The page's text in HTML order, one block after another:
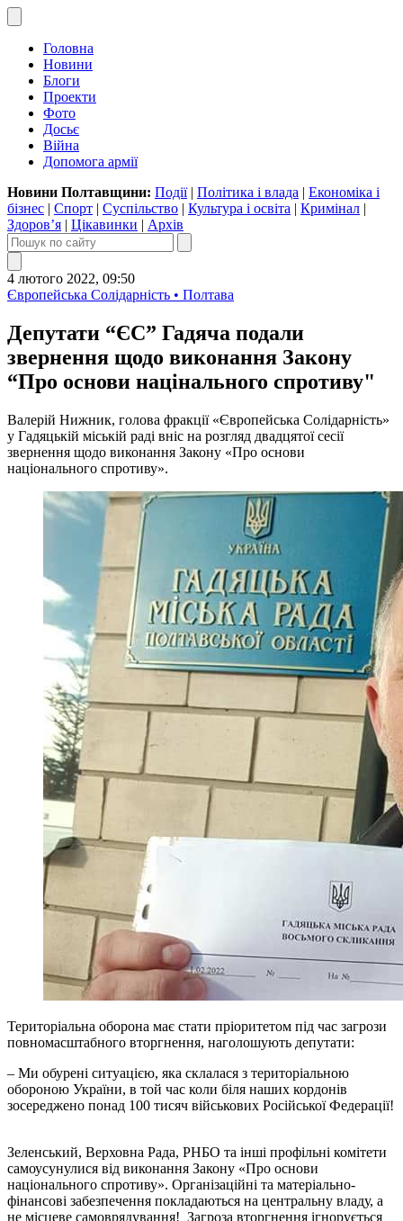
Головна
Новини
Блоги
Проекти
Фото
Досьє
Війна
Допомога армії
Новини Полтавщини: Події| Політика і влада | Економіка і
бізнес | Спорт | Суспільство | Культура і освіта | Кримінал |
Здоров’я | Цікавинки | Архів
4 лютого 2022, 09:50
Європейська Солідарність • Полтава
Депутати “ЄС” Гадяча подали
звернення щодо виконання Закону
“Про основи націнального спротиву"
Валерій Нижник, голова фракції «Європейська Солідарність»
у Гадяцькій міській раді вніс на розгляд двадцятої сесії
звернення щодо виконання Закону «Про основи
національного спротиву».
Територіальна оборона має стати пріоритетом під час загрози
повномасштабного вторгнення, наголошують депутати:
– Ми обурені ситуацією, яка склалася з територіальною
обороною України, в той час коли біля наших кордонів
зосереджено понад 100 тисяч військових Російської Федерації!
Зеленський, Верховна Рада, РНБО та інші профільні комітети
самоусунулися від виконання Закону «Про основи
національного спротиву». Організаційні та матеріально-
фінансові забезпечення покладаються на центральну владу, а
не місцеве самоврядування! Загроза вторгнення ігнорується